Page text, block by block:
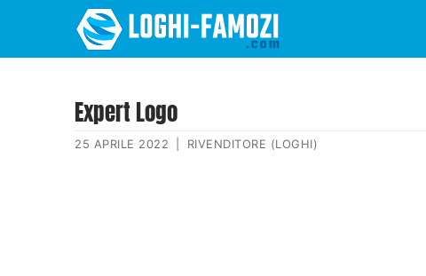
Expert Logo
25 APRILE 2022 RIVENDITORE (LOGHI)